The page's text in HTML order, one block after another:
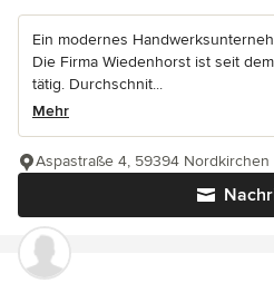
Ein modernes
Die Firma Wiedenhorst ist seit
tätig. Durchschnit...
Mehr
Aspastraße 4, 59394 Nordkirchen